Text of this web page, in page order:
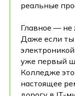
реальные
Главное — не
Даже если ты
уже первый
Колледже
настоящее